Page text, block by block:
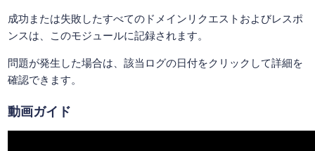
成功または失敗したすべてのドメインリクエストおよびレスポ
ンスは、このモジュールに記録されます。
問題が発生した場合は、該当ログの日付をクリックして詳細を
確認できます。
動画ガイド